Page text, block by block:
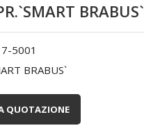
BRABUS`
5001
BRABUS`
QUOTAZIONE